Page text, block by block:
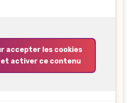
accepter les cookies
activer ce contenu